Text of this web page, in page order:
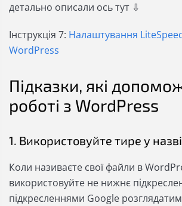
детально описали ось тут ⇩
Інструкція 7: Налаштування
WordPress
Підказки, які
роботі з WordPress
1. Використовуйте тире у
Коли називаєте свої файли в
використовуйте не нижнє
підкресленнями Google